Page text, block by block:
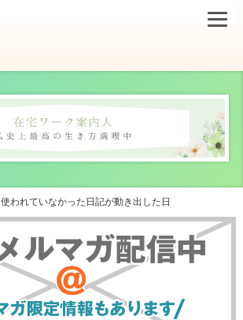
使われていなかった日記が動き出した日